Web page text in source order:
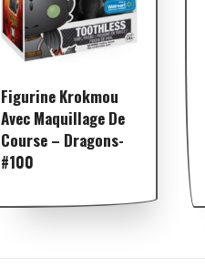
Figurine Krokmou
Avec Maquillage De
Course – Dragons-
#100